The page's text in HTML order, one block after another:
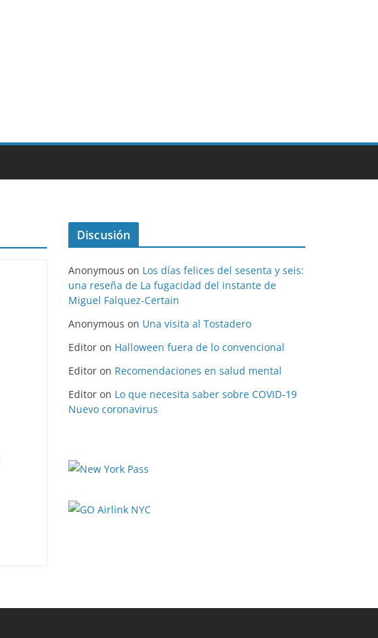
Discusión
Anonymous on Los días felices del sesenta y seis:
una reseña de La fugacidad del instante de
Miguel Falquez-Certain
Anonymous on Una visita al Tostadero
Editor on Halloween fuera de lo convencional
Editor on Recomendaciones en salud mental
Editor on Lo que necesita saber sobre COVID-19
Nuevo coronavirus